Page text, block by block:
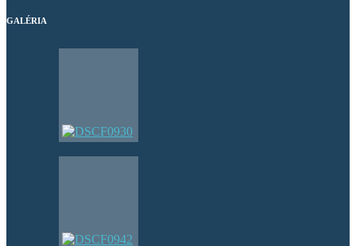
GALÉRIA